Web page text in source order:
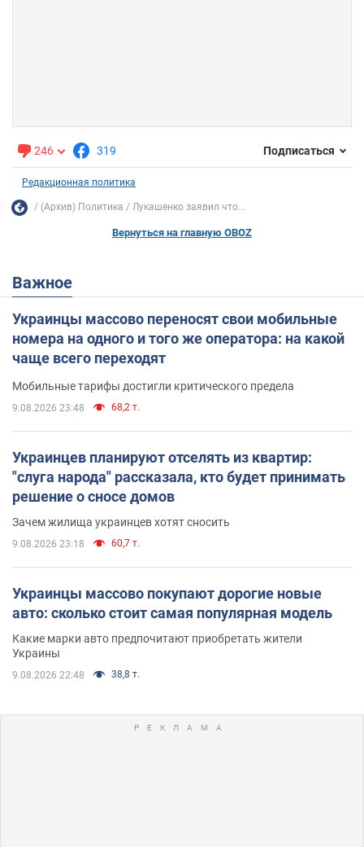
246 319 Подписаться
Редакционная политика
(Архив) Политика Лукашенко заявил что...
Вернуться на главную OBOZ
Важное
Украинцы массово переносят свои мобильные
номера на одного и того же оператора: на какой
чаще всего переходят
Мобильные тарифы достигли критического предела
9.08.2026 23:48 68,2 т.
Украинцев планируют отселять из квартир:
"слуга народа" рассказала, кто будет принимать
решение о сносе домов
Зачем жилища украинцев хотят сносить
9.08.2026 23:18 60,7 т.
Украинцы массово покупают дорогие новые
авто: сколько стоит самая популярная модель
Какие марки авто предпочитают приобретать жители
Украины
9.08.2026 22:48 38,8 т.